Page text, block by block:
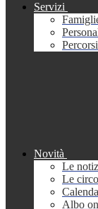
Servizi
Novità
Le
Le
Albo